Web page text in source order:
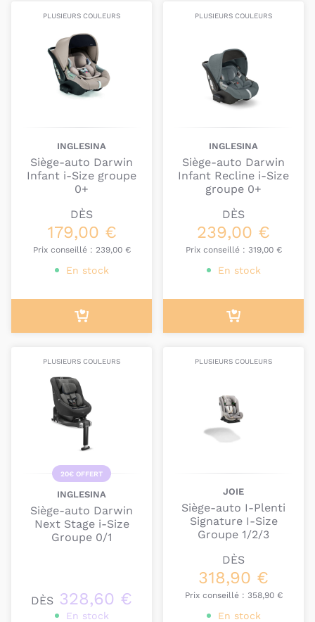
PLUSIEURS COULEURS
INGLESINA
Siège-auto Darwin
Infant i-Size groupe
0+
DÈS
179,00 €
Prix conseillé : 239,00 €
En stock
PLUSIEURS COULEURS
INGLESINA
Siège-auto Darwin
Infant Recline i-Size
groupe 0+
DÈS
239,00 €
Prix conseillé : 319,00 €
En stock
PLUSIEURS COULEURS
20€ OFFERT
INGLESINA
Siège-auto Darwin
Next Stage i-Size
Groupe 0/1
DÈS 328,60 €
En stock
PLUSIEURS COULEURS
JOIE
Siège-auto I-Plenti
Signature I-Size
Groupe 1/2/3
DÈS
318,90 €
Prix conseillé : 358,90 €
En stock